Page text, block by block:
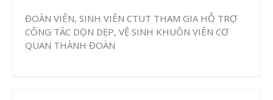
ĐOÀN VIÊN, SINH VIÊN CTUT THAM GIA HỖ TRỢ
CÔNG TÁC DỌN DẸP, VỆ SINH KHUÔN VIÊN CƠ
QUAN THÀNH ĐOÀN